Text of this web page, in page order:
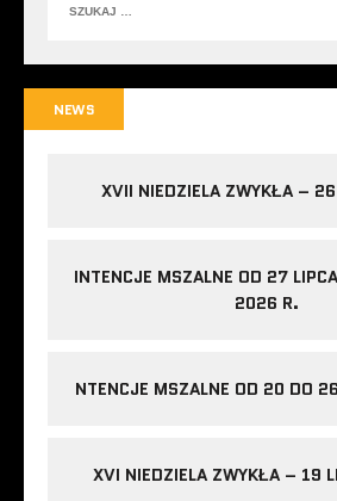
NEWS
XVII NIEDZIELA ZWYKŁA –
INTENCJE MSZALNE OD 27
2026 R.
NTENCJE MSZALNE OD 20 DO
XVI NIEDZIELA ZWYKŁA – 19